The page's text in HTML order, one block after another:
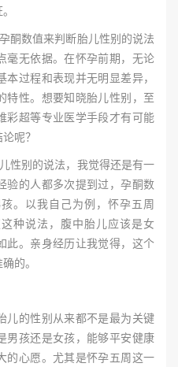
数值来判断胎儿性别的说法
毫无依据。在怀孕前期，无论
过程和表现并无明显差异，
特性。想要知晓胎儿性别，至
彩超等专业医学手段才有可能
呢？
别的说法，我觉得还是有一
验的人都多次提到过，孕酮数
。以我自己为例，怀孕五周
种说法，腹中胎儿应该是女
此。亲身经历让我觉得，这个
的。
的性别从来都不是最为关键
男孩还是女孩，能够平安健康
的心愿。尤其是怀孕五周这一